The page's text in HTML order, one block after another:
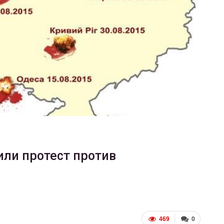
протест против
0
469
ФОТО
В Берлине отпраздновали
легализацию гей-браков
ГЕЙ-АЛЬЯНС УКРАИНА